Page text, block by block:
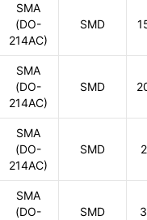
SMA
(DO-
214AC)
SMD
SMA
(DO-
214AC)
SMD
SMA
(DO-
214AC)
SMD
SMA
(DO-
SMD